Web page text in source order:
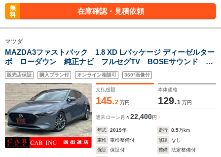
無
料
在庫確認・見積依頼
マツダ
MAZDA3ファストバック 1.8 XD Lパッケージ ディーゼルター
ボ ローダウン 純正ナビ フルセグTV BOSEサウンド 全
方位モニター レザーシート 運転席パワーシート シートヒ
ーター レーダークルーズコントロール 衝突被害軽減ブレー
キ クリアランスソナー ETC
販売店保証 購入プラン付 オンライン相談可 360°画像付
支払総額
145.2 万円
本体価格
129.1 万円
通常ローン 月々22,400円
年式 2019年 走行 8.5万km
車検
車検整備付 修復
なし
保証
保証付 整備
法定整備付